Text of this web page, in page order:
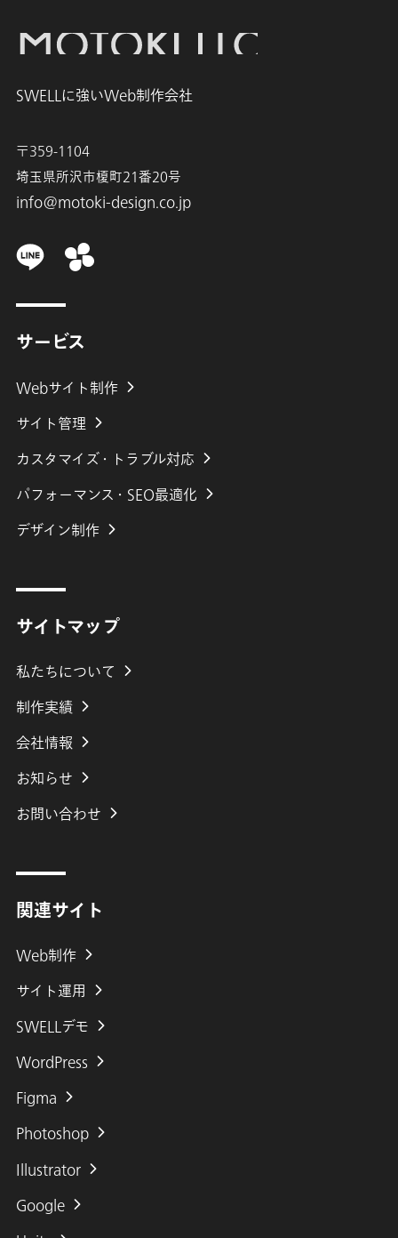
SWELLに強いWeb制作会社
〒359-1104
埼玉県所沢市榎町21番20号
info@motoki-design.co.jp
サービス
Webサイト制作
サイト管理
カスタマイズ・トラブル対応
パフォーマンス・SEO最適化
デザイン制作
サイトマップ
私たちについて
制作実績
会社情報
お知らせ
お問い合わせ
関連サイト
Web制作
サイト運用
SWELLデモ
WordPress
Figma
Photoshop
Illustrator
Google